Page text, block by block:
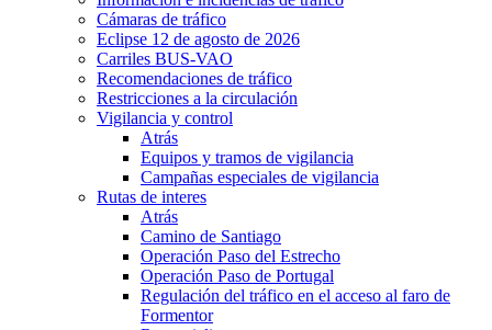
Cámaras de tráfico
Eclipse 12 de agosto de 2026
Carriles BUS-VAO
Recomendaciones de tráfico
Restricciones a la circulación
Vigilancia y control
Atrás
Equipos y tramos de vigilancia
Campañas especiales de vigilancia
Rutas de interes
Atrás
Camino de Santiago
Operación Paso del Estrecho
Operación Paso de Portugal
Regulación del tráfico en el acceso al faro de
Formentor